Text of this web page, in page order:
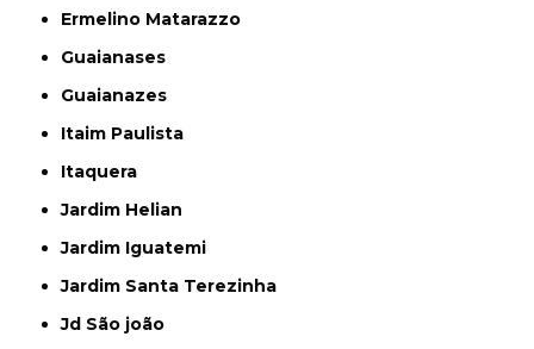
Ermelino Matarazzo
Guaianases
Guaianazes
Itaim Paulista
Itaquera
Jardim Helian
Jardim Iguatemi
Jardim Santa Terezinha
Jd São joão